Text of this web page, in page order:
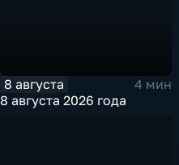
8 августа
4 мин
8 августа 2026 года